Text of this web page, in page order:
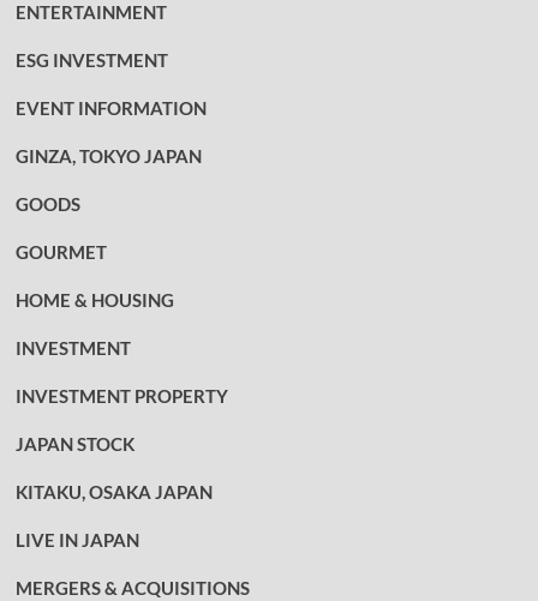
ENTERTAINMENT
ESG INVESTMENT
EVENT INFORMATION
GINZA, TOKYO JAPAN
GOODS
GOURMET
HOME & HOUSING
INVESTMENT
INVESTMENT PROPERTY
JAPAN STOCK
KITAKU, OSAKA JAPAN
LIVE IN JAPAN
MERGERS & ACQUISITIONS